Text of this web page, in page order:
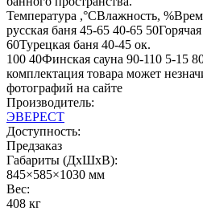
Температура ,°СВлажность,
русская баня 45-65 40-65
60Турецкая баня 40-45 ок.
100 40Финская сауна 90-110 5-15
комплектация товара может
фотографий на сайте
Производитель:
ЭВЕРЕСТ
Доступность:
Предзаказ
Габариты (ДхШхВ):
845×585×1030 мм
Вес:
408 кг